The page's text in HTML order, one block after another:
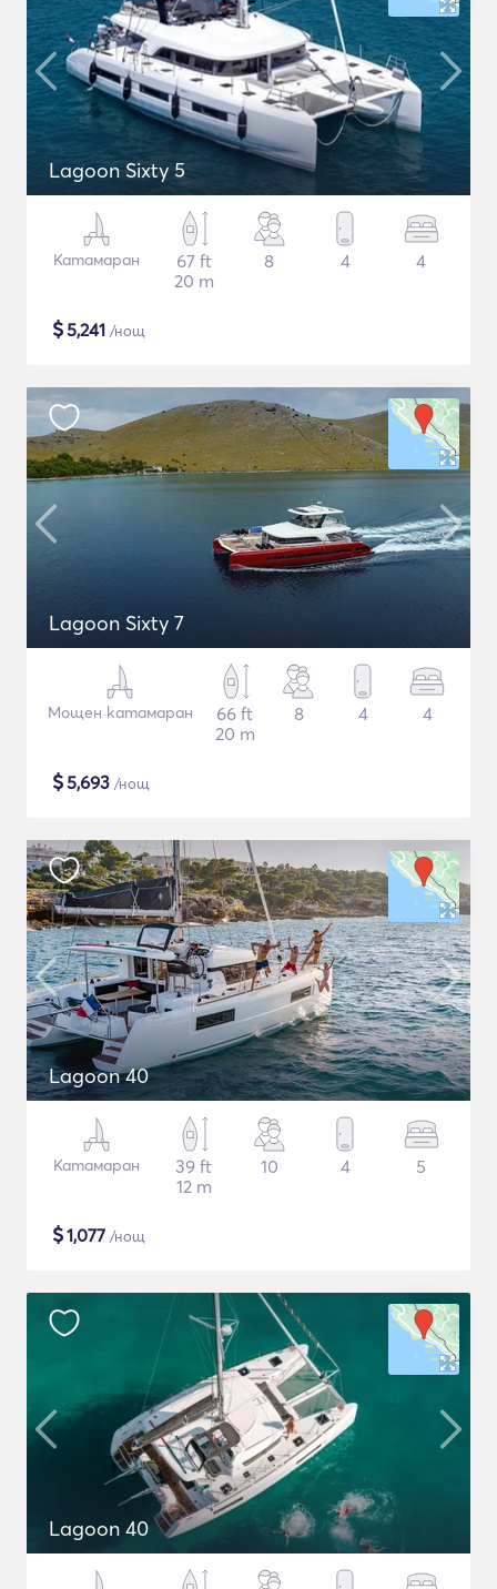
Lagoon Sixty 5
Катамаран
67 ft
20 m
8 4 4
$5,241 /нощ
Lagoon Sixty 7
Мощен катамаран
66 ft
20 m
8 4 4
$5,693 /нощ
Lagoon 40
Катамаран
39 ft
12 m
10 4 5
$1,077 /нощ
Lagoon 40